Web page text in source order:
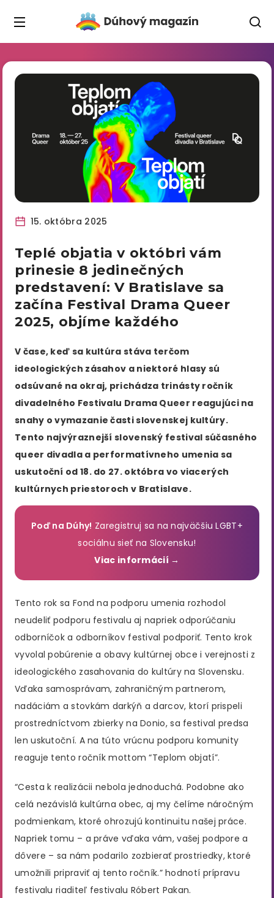
15. októbra 2025
Teplé objatia v októbri vám
prinesie 8 jedinečných
predstavení: V Bratislave sa
začína Festival Drama Queer
2025, objíme každého
V čase, keď sa kultúra stáva terčom
ideologických zásahov a niektoré hlasy sú
odsúvané na okraj, prichádza trinásty ročník
divadelného Festivalu Drama Queer reagujúci na
snahy o vymazanie časti slovenskej kultúry.
Tento najvýraznejší slovenský festival súčasného
queer divadla a performatívneho umenia sa
uskutoční od 18. do 27. októbra vo viacerých
kultúrnych priestoroch v Bratislave.
Poď na Dúhy! Zaregistruj sa na najväčšiu LGBT+
sociálnu sieť na Slovensku!
Viac informácií →
Tento rok sa Fond na podporu umenia rozhodol
neudeliť podporu festivalu aj napriek odporúčaniu
odborníčok a odborníkov festival podporiť. Tento krok
vyvolal pobúrenie a obavy kultúrnej obce i verejnosti z
ideologického zasahovania do kultúry na Slovensku.
Vďaka samosprávam, zahraničným partnerom,
nadáciám a stovkám darkýň a darcov, ktorí prispeli
prostredníctvom zbierky na Donio, sa festival predsa
len uskutoční. A na túto vrúcnu podporu komunity
reaguje tento ročník mottom “Teplom objatí”.
“Cesta k realizácii nebola jednoduchá. Podobne ako
celá nezávislá kultúrna obec, aj my čelíme náročným
podmienkam, ktoré ohrozujú kontinuitu našej práce.
Napriek tomu – a práve vďaka vám, vašej podpore a
dôvere – sa nám podarilo zozbierať prostriedky, ktoré
umožnili pripraviť aj tento ročník.” hodnotí prípravu
festivalu riaditeľ festivalu Róbert Pakan.